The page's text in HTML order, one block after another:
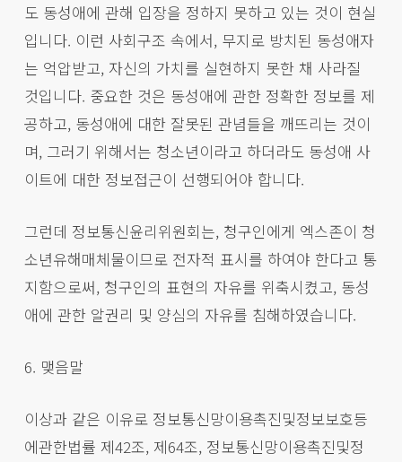
도 동성애에 관해 입장을 정하지 못하고 있는 것이 현실
입니다. 이런 사회구조 속에서, 무지로 방치된 동성애자
는 억압받고, 자신의 가치를 실현하지 못한 채 사라질
것입니다. 중요한 것은 동성애에 관한 정확한 정보를 제
공하고, 동성애에 대한 잘못된 관념들을 깨뜨리는 것이
며, 그러기 위해서는 청소년이라고 하더라도 동성애 사
이트에 대한 정보접근이 선행되어야 합니다.
그런데 정보통신윤리위원회는, 청구인에게 엑스존이 청
소년유해매체물이므로 전자적 표시를 하여야 한다고 통
지함으로써, 청구인의 표현의 자유를 위축시켰고, 동성
애에 관한 알권리 및 양심의 자유를 침해하였습니다.
6. 맺음말
이상과 같은 이유로 정보통신망이용촉진및정보보호등
에관한법률 제42조, 제64조, 정보통신망이용촉진및정